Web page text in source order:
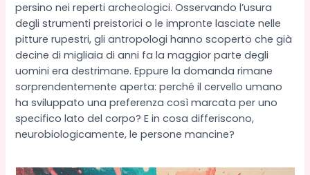
persino nei reperti archeologici. Osservando l’usura
degli strumenti preistorici o le impronte lasciate nelle
pitture rupestri, gli antropologi hanno scoperto che già
decine di migliaia di anni fa la maggior parte degli
uomini era destrimane. Eppure la domanda rimane
sorprendentemente aperta: perché il cervello umano
ha sviluppato una preferenza così marcata per uno
specifico lato del corpo? E in cosa differiscono,
neurobiologicamente, le persone mancine?